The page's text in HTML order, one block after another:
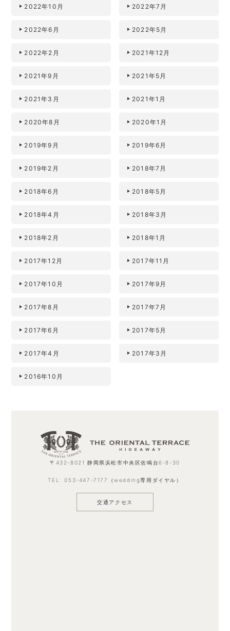
2022年10月 2022年7月
2022年6月 2022年5月
2022年2月 2021年12月
2021年9月 2021年5月
2021年3月 2021年1月
2020年8月 2020年1月
2019年9月 2019年6月
2019年2月 2018年7月
2018年6月 2018年5月
2018年4月 2018年3月
2018年2月 2018年1月
2017年12月 2017年11月
2017年10月 2017年9月
2017年8月 2017年7月
2017年6月 2017年5月
2017年4月 2017年3月
2016年10月
〒432-8021 静岡県浜松市中央区佐鳴台6-8-30
TEL: 053-447-7177 （wedding専用ダイヤル）
交通アクセス